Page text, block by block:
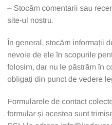
– Stocăm comentarii sau
site-ul nostru.
În general, stocăm informații
nevoie de ele în scopurile
folosim, dar nu le păstrăm în
obligați din punct de vedere
Formularele de contact
formular și acestea sunt